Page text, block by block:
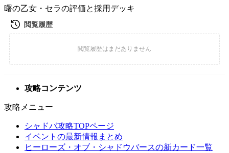
曙の乙女・セラの評価と採用デッキ
攻略コンテンツ
攻略メニュー
シャドバ攻略TOPページ
イベントの最新情報まとめ
ヒーローズ・オブ・シャドウバースの新カード一覧